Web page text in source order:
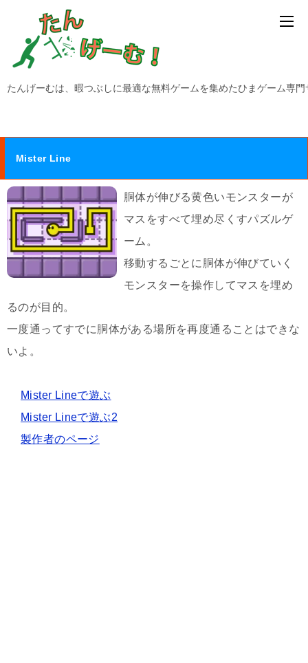
たんげーむは、暇つぶしに最適な無料ゲームを集めたひまゲーム専
Mister Line
胴体が伸びる黄色いモンスターが
マスをすべて埋め尽くすパズルゲ
ーム。
移動するごとに胴体が伸びていく
モンスターを操作してマスを埋め
るのが目的。
一度通ってすでに胴体がある場所を再度通ることはできな
いよ。
Mister Lineで遊ぶ
Mister Lineで遊ぶ2
製作者のページ